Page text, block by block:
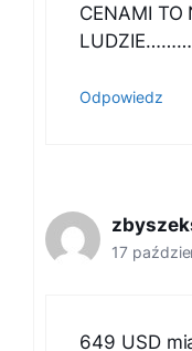
CENAMI TO
Odpowiedz
17
649 USD